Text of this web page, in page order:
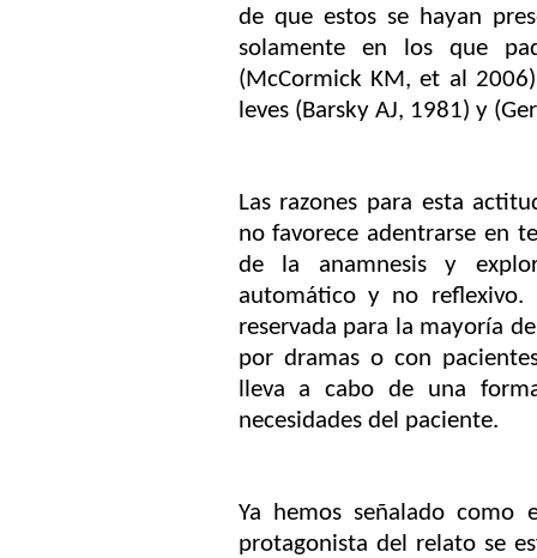
de que estos se hayan
solamente en los que
(McCormick KM, et al 2006)
leves (Barsky AJ, 1981) y (
Las razones para esta
no favorece adentrarse en
de la anamnesis y
automático y no reflexivo.
reservada para la mayoría
por dramas o con
lleva a cabo de una
necesidades del paciente.
Ya hemos señalado
protagonista del relato se